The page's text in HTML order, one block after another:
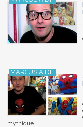
mythique !